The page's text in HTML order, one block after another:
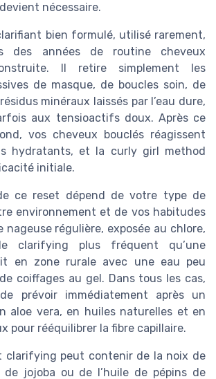
nécessaire.
bien formulé, utilisé rarement,
des années de routine cheveux
Il retire simplement les
de masque, de boucles soin, de
minéraux laissés par l’eau dure,
aux tensioactifs doux. Après ce
vos cheveux bouclés réagissent
hydratants, et la curly girl method
initiale.
ce reset dépend de votre type de
environnement et de vos habitudes
nageuse régulière, exposée au chlore,
clarifying plus fréquent qu’une
en zone rurale avec une eau peu
coiffages au gel. Dans tous les cas,
prévoir immédiatement après un
aloe vera, en huiles naturelles et en
pour rééquilibrer la fibre capillaire.
clarifying peut contenir de la noix de
de jojoba ou de l’huile de pépins de